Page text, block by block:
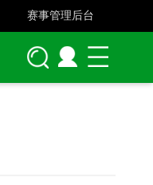
赛事管理后台